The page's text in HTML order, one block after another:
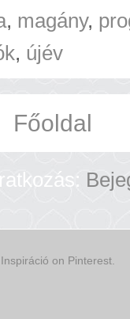
, magány,
, újév
Főoldal
on Pinterest.